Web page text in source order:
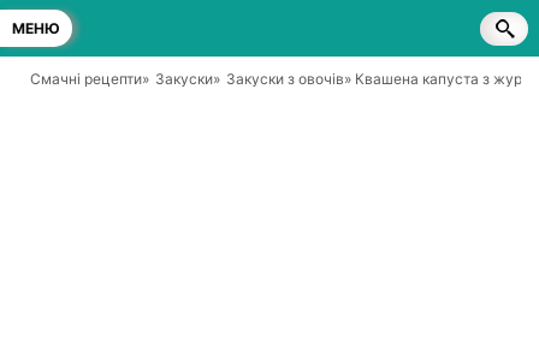
МЕНЮ
Смачні рецепти» Закуски» Закуски з овочів» Квашена капуста з